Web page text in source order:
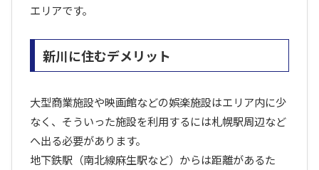
エリアです。
新川に住むデメリット
大型商業施設や映画館などの娯楽施設はエリア内に少
なく、そういった施設を利用するには札幌駅周辺など
へ出る必要があります。
地下鉄駅（南北線麻生駅など）からは距離があるた